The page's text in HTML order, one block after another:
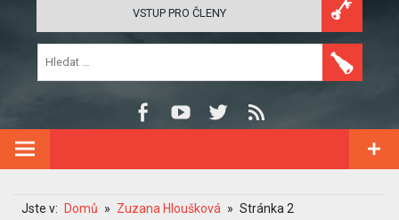
VSTUP PRO ČLENY
Jste v: Domů Zuzana Hloušková Stránka 2